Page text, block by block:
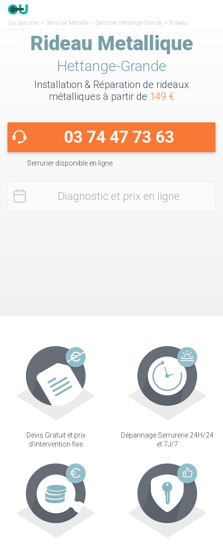
Ou Serrurier > Serrurier Moselle > Serrurier Hettange-Grande > Rideau
Métallique Hettange-Grande
Rideau Metallique
Hettange-Grande
Installation & Réparation de rideaux
métalliques à partir de 149 €
03 74 47 73 63
Serrurier disponible en ligne
Diagnostic et prix en ligne
Devis Gratuit et prix
d'intervention fixe
Dépannage Serrurerie 24H/24
et 7J/7